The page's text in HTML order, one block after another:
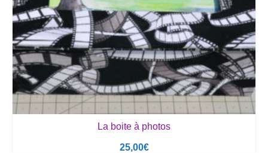
La boite à photos
25,00€